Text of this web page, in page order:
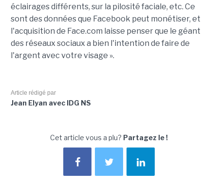
éclairages différents, sur la pilosité faciale, etc. Ce
sont des données que Facebook peut monétiser, et
l'acquisition de Face.com laisse penser que le géant
des réseaux sociaux a bien l'intention de faire de
l'argent avec votre visage ».
Article rédigé par
Jean Elyan avec IDG NS
Cet article vous a plu? Partagez le !